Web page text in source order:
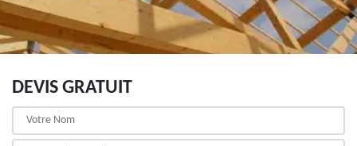
DEVIS GRATUIT